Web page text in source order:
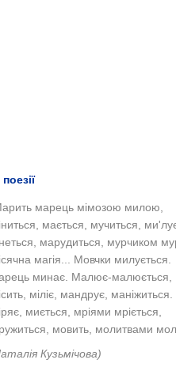
марець мімозою милою,
мається, мучиться,
марудиться, мурчиком
магія... Мовчки милується.
минає. Малює-малюється,
міліє, мандрує, маніжиться.
миється, мріями мріється,
мовить, молитвами
Кузьмічова)